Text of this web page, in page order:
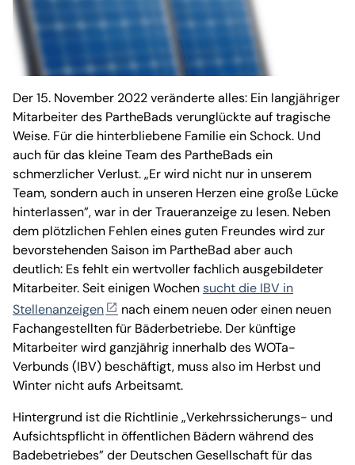
Der 15. November 2022 veränderte alles: Ein langjähriger
Mitarbeiter des PartheBads verunglückte auf tragische
Weise. Für die hinterbliebene Familie ein Schock. Und
auch für das kleine Team des PartheBads ein
schmerzlicher Verlust. „Er wird nicht nur in unserem
Team, sondern auch in unseren Herzen eine große Lücke
hinterlassen”, war in der Traueranzeige zu lesen. Neben
dem plötzlichen Fehlen eines guten Freundes wird zur
bevorstehenden Saison im PartheBad aber auch
deutlich: Es fehlt ein wertvoller fachlich ausgebildeter
Mitarbeiter. Seit einigen Wochensucht die IBV in
Stellenanzeigen
nach einem neuen oder einen neuen
Fachangestellten für Bäderbetriebe. Der künftige
Mitarbeiter wird ganzjährig innerhalb des WOTa-
Verbunds (IBV) beschäftigt, muss also im Herbst und
Winter nicht aufs Arbeitsamt.
Hintergrund ist die Richtlinie „Verkehrssicherungs- und
Aufsichtspflicht in öffentlichen Bädern während des
Badebetriebes” der Deutschen Gesellschaft für das